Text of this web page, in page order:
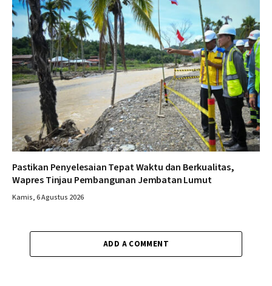
Pastikan Penyelesaian Tepat Waktu dan Berkualitas,
Wapres Tinjau Pembangunan Jembatan Lumut
Kamis, 6 Agustus 2026
ADD A COMMENT